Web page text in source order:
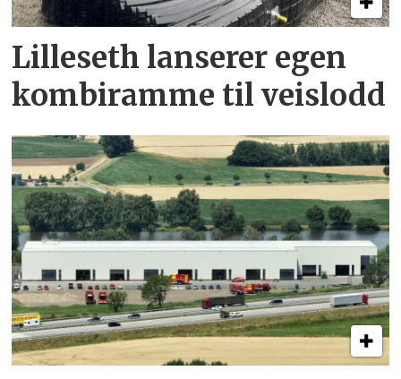
Lilleseth lanserer egen
kombi­ramme til veislodd